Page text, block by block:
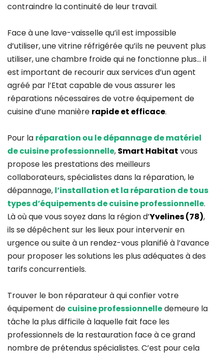
contraindre la continuité de leur travail.
Face à une lave-vaisselle qu’il est impossible
d’utiliser, une vitrine réfrigérée qu’ils ne peuvent plus
utiliser, une chambre froide qui ne fonctionne plus… il
est important de recourir aux services d’un agent
agréé par l’Etat capable de vous assurer les
réparations nécessaires de votre équipement de
cuisine d’une manière rapide et efficace.
Pour la réparation ou le dépannage de matériel
de cuisine professionnelle, Smart Habitat vous
propose les prestations des meilleurs
collaborateurs, spécialistes dans la réparation, le
dépannage, l’installation et la réparation de tous
types d’équipements de cuisine professionnelle.
Là où que vous soyez dans la région d’Yvelines (78),
ils se dépêchent sur les lieux pour intervenir en
urgence ou suite à un rendez-vous planifié à l’avance
pour proposer les solutions les plus adéquates à des
tarifs concurrentiels.
Trouver le bon réparateur à qui confier votre
équipement de cuisine professionnelledemeure la
tâche la plus difficile à laquelle fait face les
professionnels de la restauration face à ce grand
nombre de prétendus spécialistes. C’est pour cela